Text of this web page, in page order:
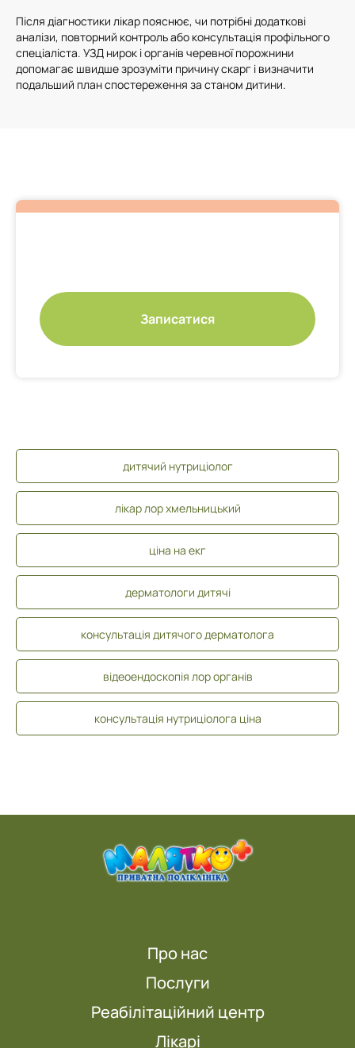
Після діагностики лікар пояснює, чи потрібні додаткові
аналізи, повторний контроль або консультація профільного
спеціаліста. УЗД нирок і органів черевної порожнини
допомагає швидше зрозуміти причину скарг і визначити
подальший план спостереження за станом дитини.
Записатися
дитячий нутриціолог
лікар лор хмельницький
ціна на екг
дерматологи дитячі
консультація дитячого дерматолога
відеоендоскопія лор органів
консультація нутриціолога ціна
Про нас
Послуги
Реабілітаційний центр
Лікарі